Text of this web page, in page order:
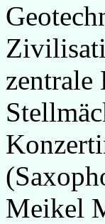
zentrale
Meikel